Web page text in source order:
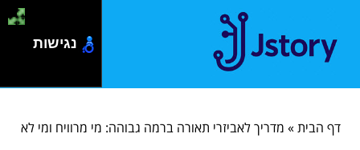
דף הבית» מדריך לאביזרי תאורה ברמה גבוהה: מי מרוויח ומי לא
נגישות